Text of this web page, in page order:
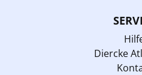
Diercke